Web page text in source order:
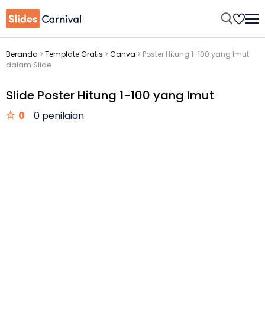
Beranda > Template Gratis > Canva > Poster Hitung 1-100 yang Imut
dalam Slide
Slide Poster Hitung 1-100 yang Imut
0 0 penilaian